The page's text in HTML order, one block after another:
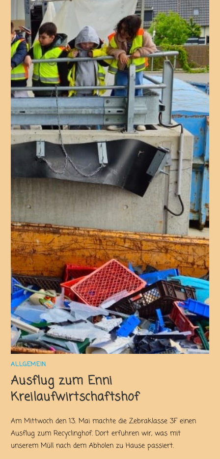
ALLGEMEIN
Ausflug zum Enni
Kreilaufwirtschaftshof
Am Mittwoch den 13. Mai machte die Zebraklasse 3F einen
Ausflug zum Recyclinghof. Dort erfuhren wir, was mit
unserem Müll nach dem Abholen zu Hause passiert.